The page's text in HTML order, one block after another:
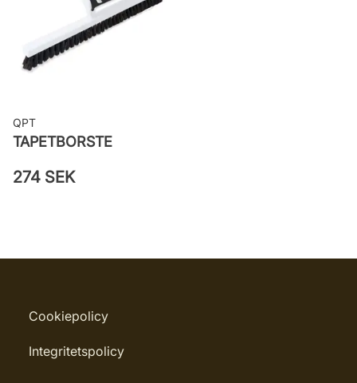
Applicering av lim: Lim strykes på
väggen
Leverantörens artikelnummer:
QPT
TAPETBORSTE
274 SEK
Cookiepolicy
Integritetspolicy